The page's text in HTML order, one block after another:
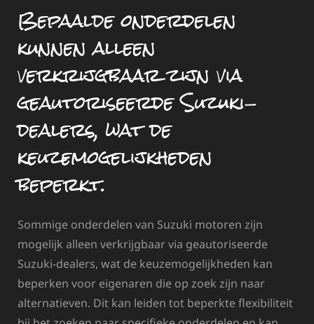
Bepaalde onderdelen
kunnen alleen
verkrijgbaar zijn via
geautoriseerde Suzuki-
dealers, wat de
keuzemogelijkheden
beperkt.
Sommige onderdelen van Suzuki motoren zijn
mogelijk alleen verkrijgbaar via geautoriseerde
Suzuki-dealers, wat de keuzemogelijkheden kan
beperken voor eigenaren die op zoek zijn naar
alternatieven. Dit kan leiden tot beperkte flexibiliteit